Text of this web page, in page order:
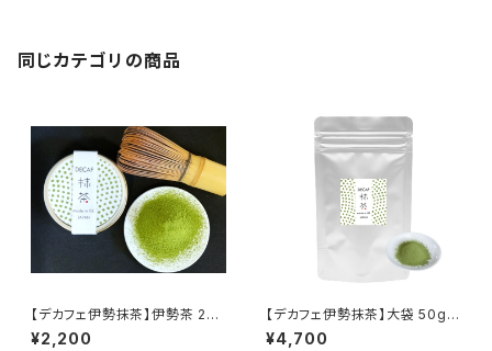
同じカテゴリの商品
【デカフェ伊勢抹茶】伊勢茶 20g
缶： 超臨界CO2法（国内処理）
カフェインレス
¥2,200
【デカフェ伊勢抹茶】大袋 50g：
超臨界CO2法（国内処理）カフェ
インレス
¥4,700